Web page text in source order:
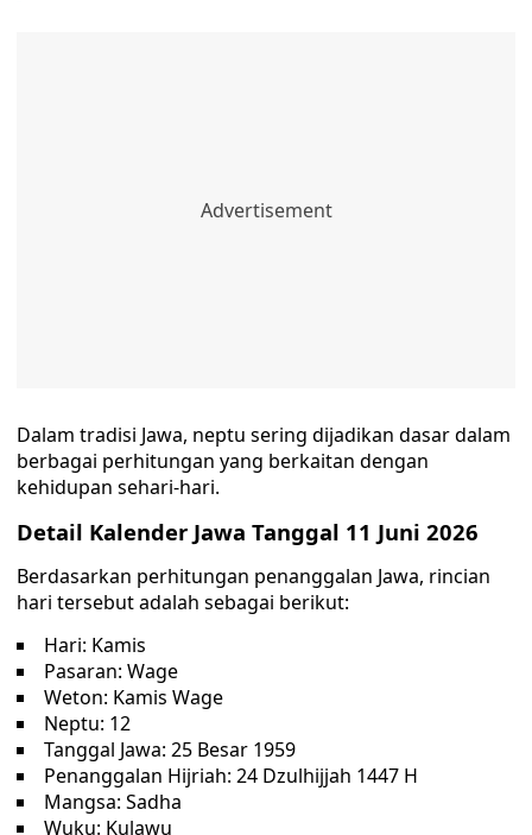
Dalam tradisi Jawa, neptu sering dijadikan dasar dalam
berbagai perhitungan yang berkaitan dengan
kehidupan sehari-hari.
Detail Kalender Jawa Tanggal 11 Juni 2026
Berdasarkan perhitungan penanggalan Jawa, rincian
hari tersebut adalah sebagai berikut:
Hari: Kamis
Pasaran: Wage
Weton: Kamis Wage
Neptu: 12
Tanggal Jawa: 25 Besar 1959
Penanggalan Hijriah: 24 Dzulhijjah 1447 H
Mangsa: Sadha
Wuku: Kulawu